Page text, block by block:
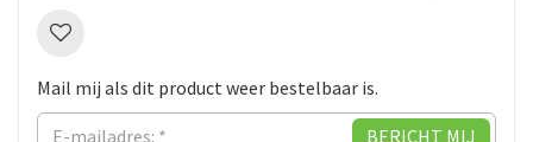
Mail mij als dit product weer bestelbaar is.